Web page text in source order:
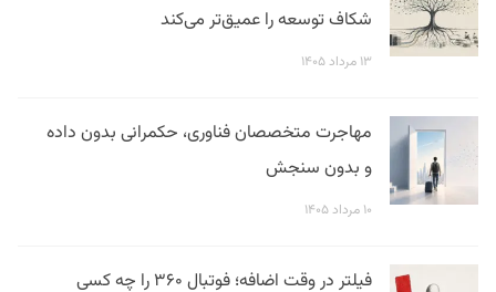
شکاف توسعه را عمیق‌تر می‌کند
۱۳ مرداد ۱۴۰۵
مهاجرت متخصصان فناوری، حکمرانی بدون داده
و بدون سنجش
۱۰ مرداد ۱۴۰۵
فیلتر در وقت اضافه؛ فوتبال ۳۶۰ را چه کسی